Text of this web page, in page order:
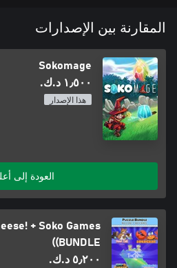
المقارنة بين الإصدارات
Sokomage
١٫٥٠٠ د.ك.‏
هذا الإصدار
العودة إلى
+ Soko Games
(BUNDLE)
٥٫٢٠٠ د.ك.‏